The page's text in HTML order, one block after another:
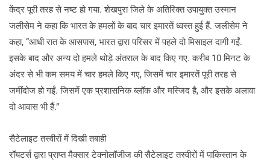
केंद्र पूरी तरह से नष्ट हो गया. शेखपुरा जिले के अतिरिक्त उपायुक्त उस्मान
जलीसेम ने कहा कि भारत के हमलों के बाद चार इमारतें ध्वस्त हुई हैं. जलीसेम ने
कहा, “आधी रात के आसपास, भारत द्वारा परिसर में पहले दो मिसाइल दागी गईं.
इसके बाद और अन्य दो हमले थोड़े अंतराल के बाद किए गए. करीब 10 मिनट के
अंदर से भी कम समय में चार हमले किए गए, जिसमें चार इमारतें पूरी तरह से
जमींदोज हो गईं. जिसमें एक प्रशासनिक ब्लॉक और मस्जिद है, और इसके अलावा
दो आवास भी हैं.”
सैटेलाइट तस्वीरों में दिखी तबाही
रॉयटर्स द्वारा प्राप्त मैक्सार टेक्नोलॉजीज की सैटेलाइट तस्वीरों में पाकिस्तान के